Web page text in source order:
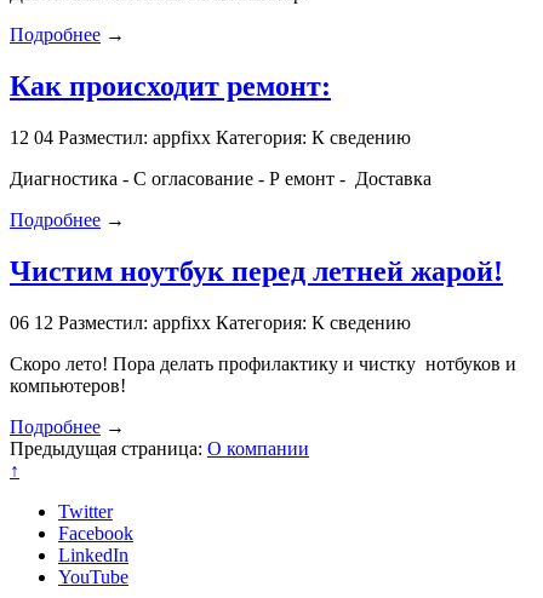
Подробнее →
Как происходит ремонт:
12 04 Разместил: appfixx Категория: К сведению
Диагностика - С огласование - Р емонт - Доставка
Подробнее →
Чистим ноутбук перед летней жарой!
06 12 Разместил: appfixx Категория: К сведению
Скоро лето! Пора делать профилактику и чистку нотбуков и
компьютеров!
Подробнее →
Предыдущая страница: О компании
↑
Twitter
Facebook
LinkedIn
YouTube